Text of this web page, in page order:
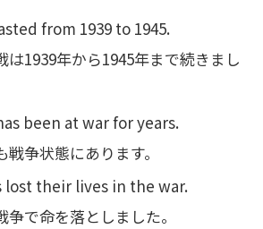
from 1939 to 1945.
は1939年から1945年まで続きまし
been at war for years.
争状態にあります。
lost their lives in the war.
で命を落としました。